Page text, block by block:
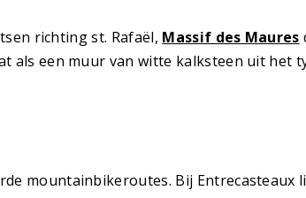
richting st. Rafaël, Massif des Maures
als een muur van witte kalksteen uit het
mountainbikeroutes. Bij